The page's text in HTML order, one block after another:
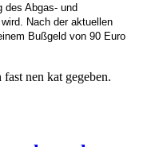
des Abgas- und
Nach der aktuellen
Bußgeld von 90 Euro
nen kat gegeben.